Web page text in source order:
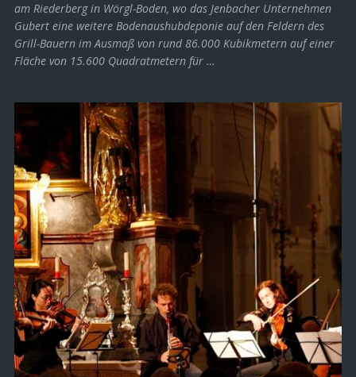
am Riederberg in Wörgl-Boden, wo das Jenbacher Unternehmen
Gubert eine weitere Bodenaushubdeponie auf den Feldern des
Grill-Bauern im Ausmaß von rund 86.000 Kubikmetern auf einer
Fläche von 15.600 Quadratmetern für …